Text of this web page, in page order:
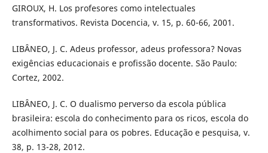
GIROUX, H. Los profesores como intelectuales
transformativos. Revista Docencia, v. 15, p. 60-66, 2001.
LIBÂNEO, J. C. Adeus professor, adeus professora? Novas
exigências educacionais e profissão docente. São Paulo:
Cortez, 2002.
LIBÂNEO, J. C. O dualismo perverso da escola pública
brasileira: escola do conhecimento para os ricos, escola do
acolhimento social para os pobres. Educação e pesquisa, v.
38, p. 13-28, 2012.